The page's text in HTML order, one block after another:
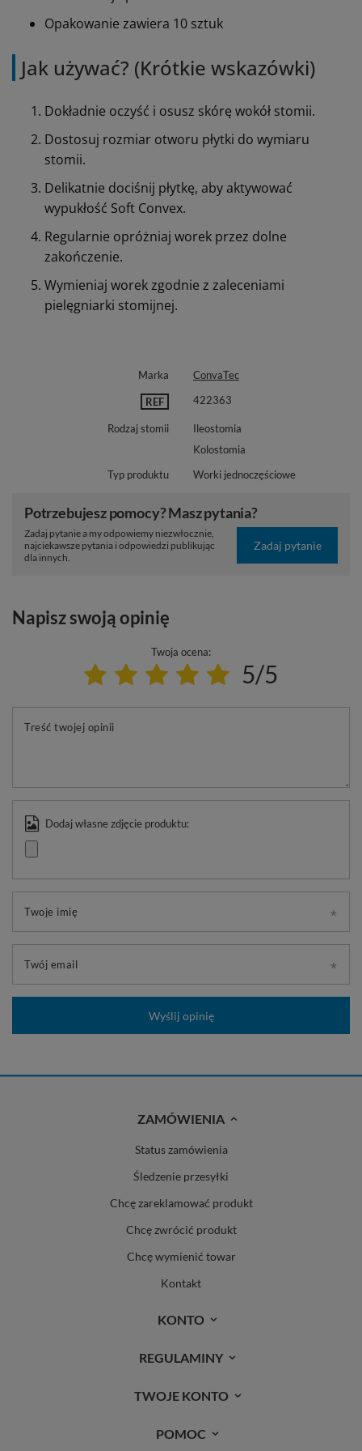
Opakowanie zawiera 10 sztuk
Jak używać? (Krótkie wskazówki)
Dokładnie oczyść i osusz skórę wokół stomii.
Dostosuj rozmiar otworu płytki do wymiaru
stomii.
Delikatnie dociśnij płytkę, aby aktywować
wypukłość Soft Convex.
Regularnie opróżniaj worek przez dolne
zakończenie.
Wymieniaj worek zgodnie z zaleceniami
pielęgniarki stomijnej.
Marka ConvaTec
REF 422363
Rodzaj stomii
Ileostomia
Kolostomia
Typ produktu
Worki jednoczęściowe
Potrzebujesz pomocy? Masz pytania?
Zadaj pytanie a my odpowiemy niezwłocznie,
najciekawsze pytania i odpowiedzi publikując
dla innych.
Zadaj pytanie
Napisz swoją opinię
Twoja ocena:
5/5
Treść twojej opinii
Dodaj własne zdjęcie produktu:
Twoje imię
Twój email
Wyślij opinię
ZAMÓWIENIA
Status zamówienia
Śledzenie przesyłki
Chcę zareklamować produkt
Chcę zwrócić produkt
Chcę wymienić towar
Kontakt
KONTO
REGULAMINY
TWOJE KONTO
POMOC